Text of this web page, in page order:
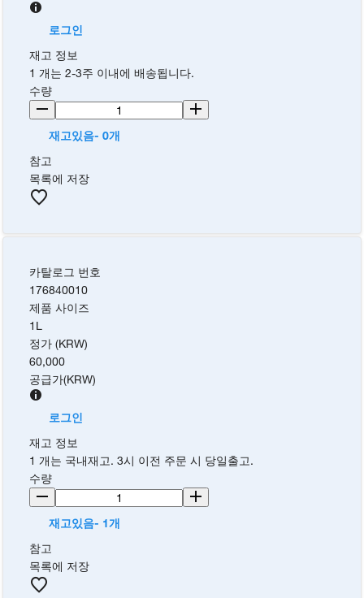
로그인
재고 정보
1 개는 2-3주 이내에 배송됩니다.
수량
재고있음- 0개
참고
목록에 저장
카탈로그 번호
176840010
제품 사이즈
1L
정가 (KRW)
60,000
공급가(KRW)
로그인
재고 정보
1 개는 국내재고. 3시 이전 주문 시 당일출고.
수량
재고있음- 1개
참고
목록에 저장